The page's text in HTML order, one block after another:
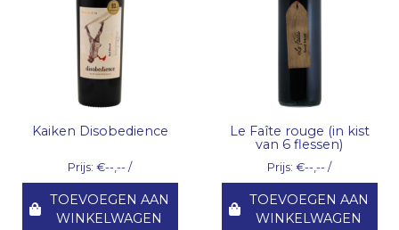
Kaiken Disobedience
Prijs: €--,-- /
TOEVOEGEN AAN
WINKELWAGEN
Le Faîte rouge (in kist
van 6 flessen)
Prijs: €--,-- /
TOEVOEGEN AAN
WINKELWAGEN